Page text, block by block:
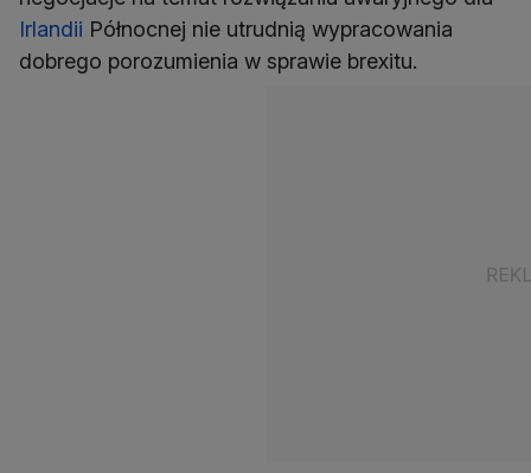
Irlandii Północnej nie utrudnią wypracowania
dobrego porozumienia w sprawie brexitu.